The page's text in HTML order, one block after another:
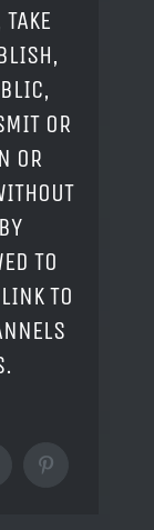
OR
OR
TO
TO
Pinterest